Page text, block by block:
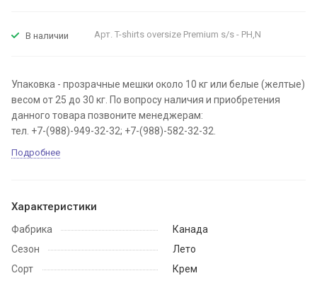
В наличии Арт. T-shirts oversize Premium s/s - PH,N
Упаковка - прозрачные мешки около 10 кг или белые (желтые)
весом от 25 до 30 кг. По вопросу наличия и приобретения
данного товара позвоните менеджерам:
тел. +7-(988)-949-32-32; +7-(988)-582-32-32.
Подробнее
Характеристики
Фабрика
Канада
Сезон
Лето
Сорт
Крем